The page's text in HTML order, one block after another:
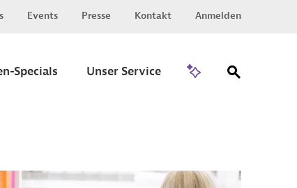
Events Presse Kontakt Anmelden
Specials Unser Service